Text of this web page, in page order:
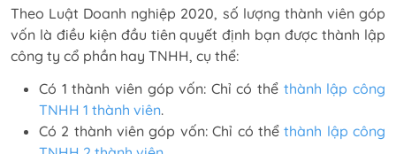
Theo Luật Doanh nghiệp 2020, số lượng thành viên góp
vốn là điều kiện đầu tiên quyết định bạn được thành lập
công ty cổ phần hay TNHH, cụ thể:
Có 1 thành viên góp vốn: Chỉ có thể thành lập công
TNHH 1 thành viên.
Có 2 thành viên góp vốn: Chỉ có thểthành lập công